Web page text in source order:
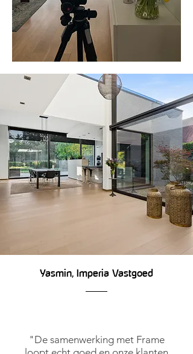
Yasmin, Imperia Vastgoed
"De samenwerking met Frame